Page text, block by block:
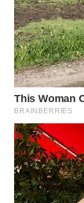
WN
NATUNA
WN
BINTAN
WN
MANDALIKA
WN
LIKUPANG
WN
LABUANBAJO